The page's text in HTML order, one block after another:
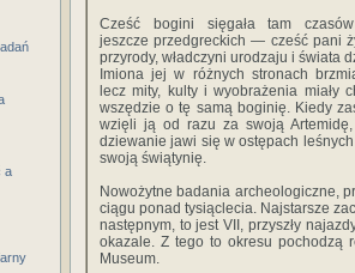
a
Cześć bogini sięgała tam
jeszcze przedgreckich — cześć pani
przyrody, władczyni urodzaju i świata
Imiona jej w różnych stronach
lecz mity, kulty i wyobrażenia miały
wszędzie o tę samą bogi­nię. Kiedy
wzięli ją od razu za swoją
dziewanie jawi się w ostępach
swoją świą­tynię.
Nowożytne badania archeologiczne,
ciągu ponad tysiąclecia. Najstarsze
następnym, to jest VII, przyszły
okazale. Z tego to okresu pochodzą
Museum.